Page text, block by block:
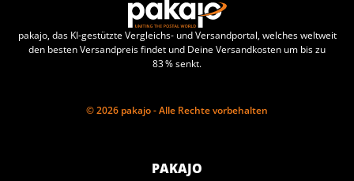
pakajo, das KI-gestützte Vergleichs- und Versandportal, welches weltweit
den besten Versandpreis findet und Deine Versandkosten um bis zu
83 % senkt.
© 2026 pakajo - Alle Rechte vorbehalten
PAKAJO